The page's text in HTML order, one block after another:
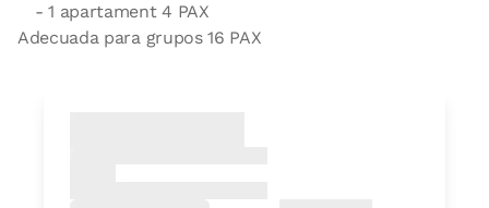
- 1 apartament 4 PAX
Adecuada para grupos 16 PAX